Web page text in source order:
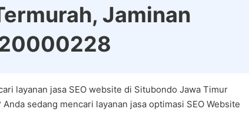
Jaminan
layanan jasa SEO website di Situbondo Jawa Timur
sedang mencari layanan jasa optimasi SEO Website